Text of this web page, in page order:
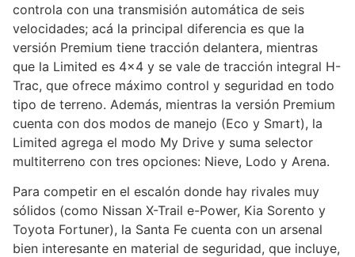
controla con una transmisión automática de seis
velocidades; acá la principal diferencia es que la
versión Premium tiene tracción delantera, mientras
que la Limited es 4×4 y se vale de tracción integral H-
Trac, que ofrece máximo control y seguridad en todo
tipo de terreno. Además, mientras la versión Premium
cuenta con dos modos de manejo (Eco y Smart), la
Limited agrega el modo My Drive y suma selector
multiterreno con tres opciones: Nieve, Lodo y Arena.
Para competir en el escalón donde hay rivales muy
sólidos (como Nissan X-Trail e-Power, Kia Sorento y
Toyota Fortuner), la Santa Fe cuenta con un arsenal
bien interesante en material de seguridad, que incluye,